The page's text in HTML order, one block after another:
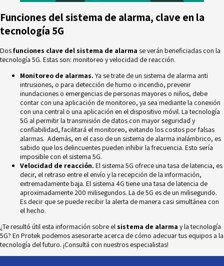
Funciones del sistema de alarma, clave en la
tecnología 5G
Dosfunciones clave del sistema de alarma se verán beneficiadas con la
tecnología 5G. Estas son: monitoreo y velocidad de reacción.
Monitoreo de alarmas. Ya se trate de un sistema de alarma anti
intrusiones, o para detección de humo o incendio, prevenir
inundaciones o emergencias de personas mayores o niños, debe
contar con una aplicación de monitoreo, ya sea mediante la conexión
con una central o una aplicación en el dispositivo móvil. La tecnología
5G al permitir la transmisión de datos con mayor seguridad y
confiabilidad, facilitará el monitoreo, evitando los costos por falsas
alarmas. Además, en el caso de un sistema de alarma inalámbrico, es
sabido que los delincuentes pueden inhibir la frecuencia. Esto sería
imposible con el sistema 5G.
Velocidad de reacción. El sistema 5G ofrece una tasa de latencia, es
decir, el retraso entre el envío y la recepción de la información,
extremadamente baja. El sistema 4G tiene una tasa de latencia de
aproximadamente 200 milisegundos. La de 5G es de un milisegundo.
Es decir que se puede recibir la alerta de manera casi simultánea con
el hecho.
¿Te resultó útil esta información sobre el sistema de alarma y la tecnología
5G? En Protek podemos asesorarte acerca de cómo adecuar tus equipos a la
tecnología del futuro. ¡Consultá con nuestros especialistas!